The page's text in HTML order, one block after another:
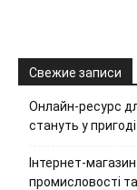
Свежие записи
Онлайн-ресурс
стануть у
Інтернет-
промисловості